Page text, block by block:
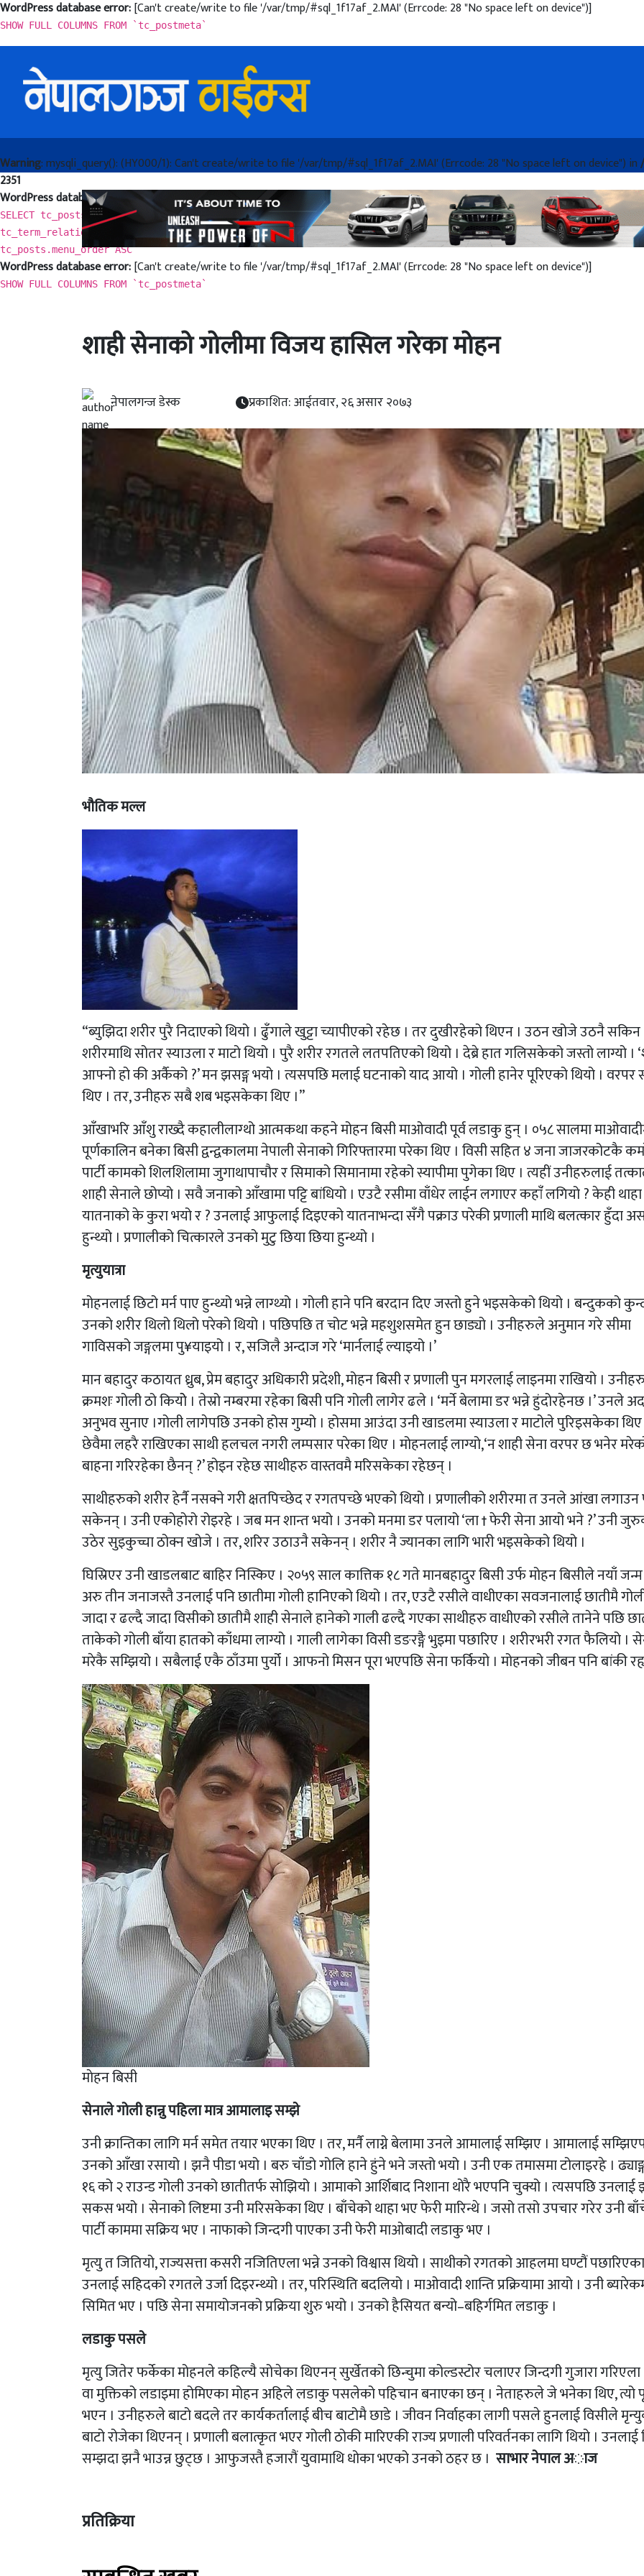
WordPress database error:[Can't create/write to file '/var/tmp/#sql_1f17af_2.MAI' (Errcode: 28 "No space left on device")]
SHOW FULL COLUMNS FROM `tc_postmeta`
Warning: mysqli_query(): (HY000/1): Can't create/write to file '/var/tmp/#sql_1f17af_2.MAI' (Errcode: 28 "No space left on device") in
2351
WordPress database error:
[Can't create/write to file '/var/tmp/#sql_1f17af_2.MAI' (Errcode: 28 "No space left on device")]
SELECT tc_posts.* FROM tc_posts LEFT JOIN tc_term_relationships ON (tc_posts.ID = tc_term_relationships.object_id)
tc_term_relationships.term_taxonomy_id IN (22) ) AND tc_posts.post_type = 'nav_menu_item' AND
tc_posts.menu_order ASC
WordPress database error:[Can't create/write to file '/var/tmp/#sql_1f17af_2.MAI' (Errcode: 28 "No space left on device")]
SHOW FULL COLUMNS FROM `tc_postmeta`
शाही सेनाको गोलीमा विजय हासिल गरेका मोहन
नेपालगन्ज डेस्क प्रकाशित: आईतवार, २६ असार २०७३
भौतिक मल्ल
“ब्युझिदा शरीर पुरै निदाएको थियो । ढुँगाले खुट्टा च्यापीएको रहेछ । तर दुखीरहेको थिएन । उठन खोजे उठनै सकिन
शरीरमाथि सोतर स्याउला र माटो थियो । पुरै शरीर रगतले लतपतिएको थियो । देब्रे हात गलिसकेको जस्तो लाग्यो ।
आफ्नो हो की अर्कैको ?’ मन झसङ्ग भयो । त्यसपछि मलाई घटनाको याद आयो । गोली हानेर पूरिएको थियो । वरपर
थिए । तर, उनीहरु सबै शब भइसकेका थिए ।”
आँखाभरि आँशु राख्दै कहालीलाग्थो आत्मकथा कहने मोहन बिसी माओवादी पूर्व लडाकु हुन् । ०५८ सालमा
पूर्णकालिन बनेका बिसी द्वन्द्वकालमा नेपाली सेनाको गिरिफ्तारमा परेका थिए । विसी सहित ४ जना जाजरकोटकै
पार्टी कामको शिलशिलामा जुगाथापाचौर र सिमाको सिमानामा रहेको स्यापीमा पुगेका थिए । त्यहीं उनीहरुलाई
शाही सेनाले छोप्यो । सवै जनाको आँखामा पट्टि बांधियो । एउटै रसीमा वाँधेर लाईन लगाएर कहांँ लगियो ? केही
यातनाको के कुरा भयो र ? उनलाई आफुलाई दिइएको यातनाभन्दा सँगै पक्राउ परेकी प्रणाली माथि बलत्कार हुँदा
हुन्थ्यो । प्रणालीको चित्कारले उनको मुटु छिया छिया हुन्थ्यो ।
मृत्युयात्रा
मोहनलाई छिटो मर्न पाए हुन्थ्यो भन्ने लाग्थ्यो । गोली हाने पनि बरदान दिए जस्तो हुने भइसकेको थियो । बन्दुकको
उनको शरीर थिलो थिलो परेको थियो । पछिपछि त चोट भन्ने महशुशसमेत हुन छाड्यो । उनीहरुले अनुमान गरे सीमा
गाविसको जङ्गलमा पु¥याइयो । र, सजिलै अन्दाज गरे ‘मार्नलाई ल्याइयो ।’
मान बहादुर कठायत ध्रुब, प्रेम बहादुर अधिकारी प्रदेशी, मोहन बिसी र प्रणाली पुन मगरलाई लाइनमा राखियो ।
क्रमशः गोली ठो कियोे । तेस्रो नम्बरमा रहेका बिसी पनि गोली लागेर ढले । ‘मर्ने बेलामा डर भन्ने हुंदोरहेनछ ।’ उनले
अनुभव सुनाए ।गोली लागेपछि उनको होस गुम्यो । होसमा आउंदा उनी खाडलमा स्याउला र माटोले पुरिइसकेका थिए
छेवैमा लहरै राखिएका साथी हलचल नगरी लम्पसार परेका थिए । मोहनलाई लाग्यो,‘न शाही सेना वरपर छ भनेर
बाहना गरिरहेका छैनन् ?’ होइन रहेछ साथीहरु वास्तवमै मरिसकेका रहेछन् ।
साथीहरुको शरीर हेर्नै नसक्ने गरी क्षतपिच्छेद र रगतपच्छे भएको थियो । प्रणालीको शरीरमा त उनले आंखा लगाउन
सकेनन् । उनी एकोहोरो रोइरहे । जब मन शान्त भयो । उनको मनमा डर पलायो ‘ला † फेरी सेना आयो भने ?’ उनी
उठेर सुइकुच्चा ठोक्न खोजे । तर, शरिर उठाउनै सकेनन् । शरीर नै ज्यानका लागि भारी भइसकेको थियो ।
घिस्रिएर उनी खाडलबाट बाहिर निस्किए । २०५९ साल कात्तिक १८ गते मानबहादुर बिसी उर्फ मोहन बिसीले नयाँ जन्म
अरु तीन जनाजस्तै उनलाई पनि छातीमा गोली हानिएको थियो । तर, एउटै रसीले वाधीएका सवजनालाई छातीमै
जादा र ढल्दै जादा विसीको छातीमै शाही सेनाले हानेको गाली ढल्दै गएका साथीहरु वाधीएको रसीले तानेने पछि
ताकेको गोली बाँया हातको काँधमा लाग्यो । गाली लागेका विसी डङरङ्गै भुइमा पछारिए । शरीरभरी रगत फैलियो ।
मरेकै सम्झियो । सबैलाई एकै ठाँउमा पुर्यो । आफनो मिसन पूरा भएपछि सेना फर्कियो । मोहनको जीबन पनि बांकी
माेहन बिसी
सेनाले गोली हान्नु पहिला मात्र आमालाइ सम्झे
उनी क्रान्तिका लागि मर्न समेत तयार भएका थिए । तर, मर्नै लाग्ने बेलामा उनले आमालाई सम्झिए । आमालाई
उनको आँखा रसायो । झनै पीडा भयो । बरु चाँडो गोलि हाने हुंने भने जस्तो भयो । उनी एक तमासमा टोलाइरहे ।
१६ को २ राउन्ड गोली उनको छातीतर्फ सोझियो । आमाको आर्शिबाद निशाना थोरै भएपनि चुक्यो । त्यसपछि
सकस भयो । सेनाको लिष्टमा उनी मरिसकेका थिए । बाँचेको थाहा भए फेरी मारिन्थे । जसो तसो उपचार गरेर उनी
पार्टी काममा सक्रिय भए । नाफाको जिन्दगी पाएका उनी फेरी माओबादी लडाकु भए ।
मृत्यु त जितियो, राज्यसत्ता कसरी नजितिएला भन्ने उनको विश्वास थियो । साथीको रगतको आहलमा घण्टौं पछारिएका
उनलाई सहिदको रगतले उर्जा दिइरन्थ्यो । तर, परिस्थिति बदलियो । माओवादी शान्ति प्रक्रियामा आयो । उनी
सिमित भए । पछि सेना समायोजनको प्रक्रिया शुरु भयो । उनको हैसियत बन्यो–बहिर्गमित लडाकु ।
लडाकु पसले
मृत्यु जितेर फर्केका मोहनले कहिल्यै सोचेका थिएनन् सुर्खेतको छिन्चुमा कोल्डस्टोर चलाएर जिन्दगी गुजारा गरिएला
वा मुक्तिको लडाइमा होमिएका मोहन अहिले लडाकु पसलेको पहिचान बनाएका छन् । नेताहरुले जे भनेका थिए, त्यो
भएन । उनीहरुले बाटो बदले तर कार्यकर्तालाई बीच बाटोमै छाडे । जीवन निर्वाहका लागी पसले हुनलाई विसीले
बाटो रोजेका थिएनन् । प्रणाली बलात्कृत भएर गोली ठोकी मारिएकी राज्य प्रणाली परिवर्तनका लागि थियो ।
सम्झदा झनै भाउन्न छुट्छ । आफुजस्तै हजारौं युवामाथि धोका भएको उनको ठहर छ । साभार नेपाल अाज
प्रतिक्रिया